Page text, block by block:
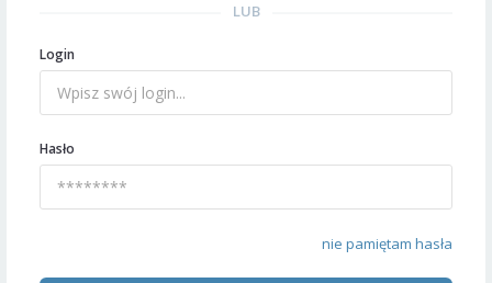
LUB
Login
Hasło
nie pamiętam hasła